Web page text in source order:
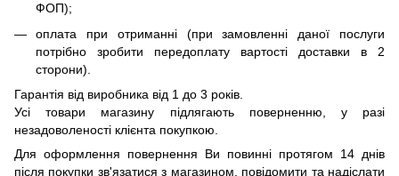
ФОП);
оплата при отриманні (при замовленні даної послуги
потрібно зробити передоплату вартості доставки в 2
сторони).
Гарантія від виробника від 1 до 3 років.
Усі товари магазину підлягають поверненню, у разі
незадоволеності клієнта покупкою.
Для оформлення повернення Ви повинні протягом 14 днів
після покупки зв'язатися з магазином, повідомити та надіслати